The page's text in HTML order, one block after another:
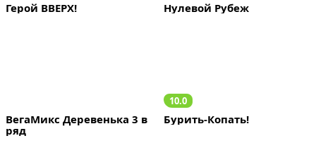
Герой ВВЕРХ! Нулевой Рубеж
ВегаМикс Деревенька 3 в
ряд
10.0
Бурить-Копать!